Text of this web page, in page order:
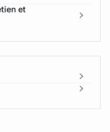
et